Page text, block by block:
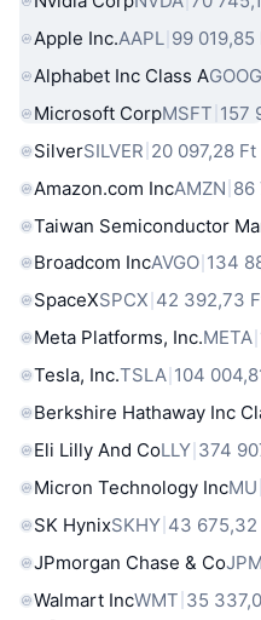
Apple Inc.AAPL 99 019,85
Alphabet Inc Class A
Microsoft CorpMSFT 157
SilverSILVER 20 097,28 Ft
Amazon.com IncAMZN 86
Taiwan Semiconductor
Broadcom IncAVGO 134
SpaceXSPCX 42 392,73
Meta Platforms, Inc.META
Tesla, Inc.TSLA 104
Berkshire Hathaway Inc
Eli Lilly And CoLLY 374
Micron Technology IncMU
SK HynixSKHY 43 675,32
JPmorgan Chase & CoJPM
Walmart IncWMT 35